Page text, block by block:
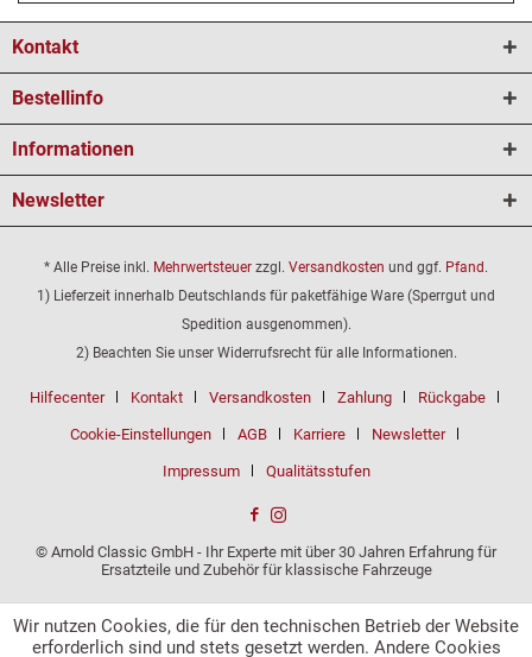
Kontakt
Bestellinfo
Informationen
Newsletter
* Alle Preise inkl. Mehrwertsteuer zzgl. Versandkosten und ggf. Pfand.
1) Lieferzeit innerhalb Deutschlands für paketfähige Ware (Sperrgut und
Spedition ausgenommen).
2) Beachten Sie unser Widerrufsrecht für alle Informationen.
Hilfecenter Kontakt Versandkosten Zahlung Rückgabe
Cookie-Einstellungen AGB Karriere Newsletter
Impressum Qualitätsstufen
© Arnold Classic GmbH - Ihr Experte mit über 30 Jahren Erfahrung für
Ersatzteile und Zubehör für klassische Fahrzeuge
Wir nutzen Cookies, die für den technischen Betrieb der Website
erforderlich sind und stets gesetzt werden. Andere Cookies